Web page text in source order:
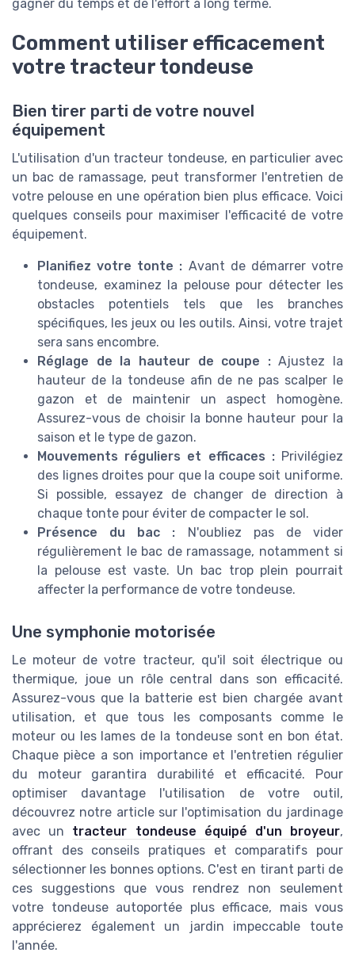
gagner du temps et de l'effort à long terme.
Comment utiliser efficacement
votre tracteur tondeuse
Bien tirer parti de votre nouvel
équipement
L'utilisation d'un tracteur tondeuse, en particulier avec
un bac de ramassage, peut transformer l'entretien de
votre pelouse en une opération bien plus efficace. Voici
quelques conseils pour maximiser l'efficacité de votre
équipement.
Planifiez votre tonte : Avant de démarrer votre
tondeuse, examinez la pelouse pour détecter les
obstacles potentiels tels que les branches
spécifiques, les jeux ou les outils. Ainsi, votre trajet
sera sans encombre.
Réglage de la hauteur de coupe :Ajustez la
hauteur de la tondeuse afin de ne pas scalper le
gazon et de maintenir un aspect homogène.
Assurez-vous de choisir la bonne hauteur pour la
saison et le type de gazon.
Mouvements réguliers et efficaces :Privilégiez
des lignes droites pour que la coupe soit uniforme.
Si possible, essayez de changer de direction à
chaque tonte pour éviter de compacter le sol.
Présence du bac : N'oubliez pas de vider
régulièrement le bac de ramassage, notamment si
la pelouse est vaste. Un bac trop plein pourrait
affecter la performance de votre tondeuse.
Une symphonie motorisée
Le moteur de votre tracteur, qu'il soit électrique ou
thermique, joue un rôle central dans son efficacité.
Assurez-vous que la batterie est bien chargée avant
utilisation, et que tous les composants comme le
moteur ou les lames de la tondeuse sont en bon état.
Chaque pièce a son importance et l'entretien régulier
du moteur garantira durabilité et efficacité. Pour
optimiser davantage l'utilisation de votre outil,
découvrez notre article sur l'optimisation du jardinage
avec un tracteur tondeuse équipé d'un broyeur,
offrant des conseils pratiques et comparatifs pour
sélectionner les bonnes options. C'est en tirant parti de
ces suggestions que vous rendrez non seulement
votre tondeuse autoportée plus efficace, mais vous
apprécierez également un jardin impeccable toute
l'année.